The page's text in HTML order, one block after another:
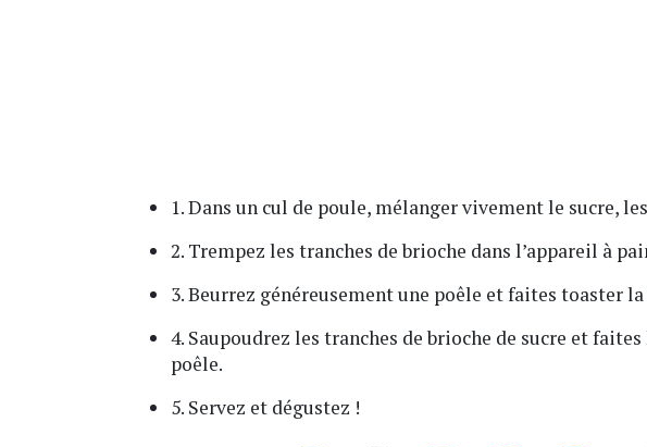
1. Dans un cul de poule, mélanger vivement le sucre,
2. Trempez les tranches de brioche dans l’appareil à
3. Beurrez généreusement une poêle et faites toaster
4. Saupoudrez les tranches de brioche de sucre et
poêle.
5. Servez et dégustez !